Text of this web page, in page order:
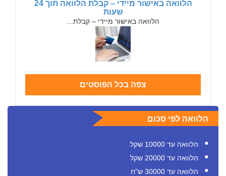
הלוואה באישור מיידי – קבלת הלוואה תוך 24
שעות
הלוואה באישור מיידי – קבלת...
צפה בכל הפוסטים
הלוואה לפי סכום
הלוואה עד 10000 שקל
הלוואה עד 20000 שקל
הלוואה עד 30000 ש"ח